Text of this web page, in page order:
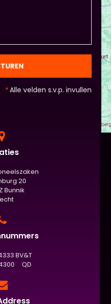
wel hun
de deelnemers:
van 5 minuten de
Voor beginners is het
niet :)
*Alle velden s.v.p. invullen
20
Bunnik
BV&T
QD